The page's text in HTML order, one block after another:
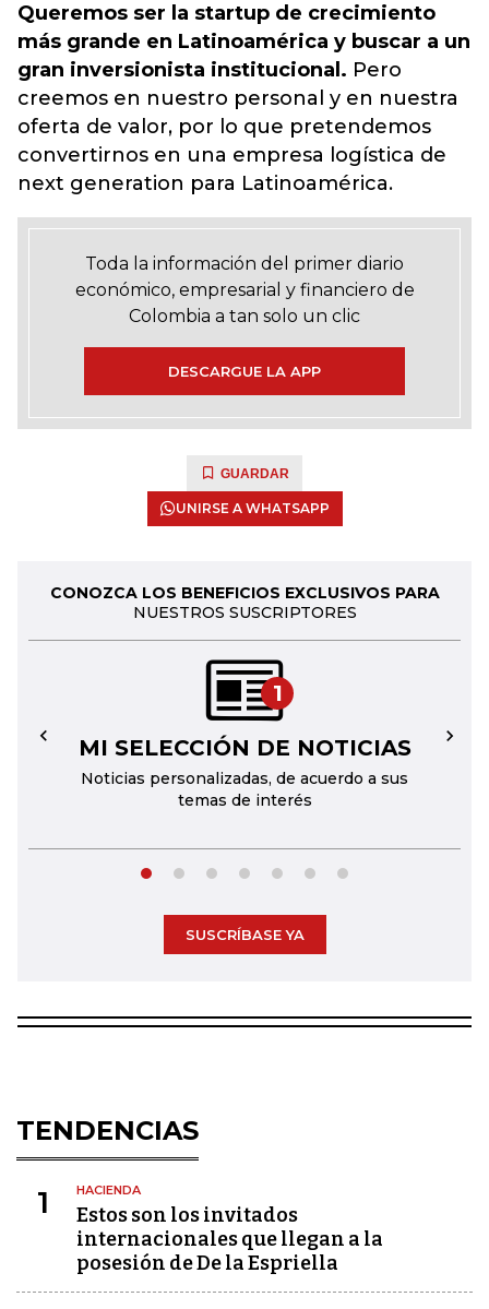
Queremos ser la startup de crecimiento
más grande en Latinoamérica y buscar a un
gran inversionista institucional. Pero
creemos en nuestro personal y en nuestra
oferta de valor, por lo que pretendemos
convertirnos en una empresa logística de
next generation para Latinoamérica.
Toda la información del primer diario
económico, empresarial y financiero de
Colombia a tan solo un clic
DESCARGUE LA APP
GUARDAR
UNIRSE A WHATSAPP
CONOZCA LOS BENEFICIOS EXCLUSIVOS PARA
NUESTROS SUSCRIPTORES
1
MI SELECCIÓN DE NOTICIAS
Noticias personalizadas, de acuerdo a sus
temas de interés
← →
SUSCRÍBASE YA
TENDENCIAS
1 HACIENDA
Estos son los invitados
internacionales que llegan a la
posesión de De la Espriella